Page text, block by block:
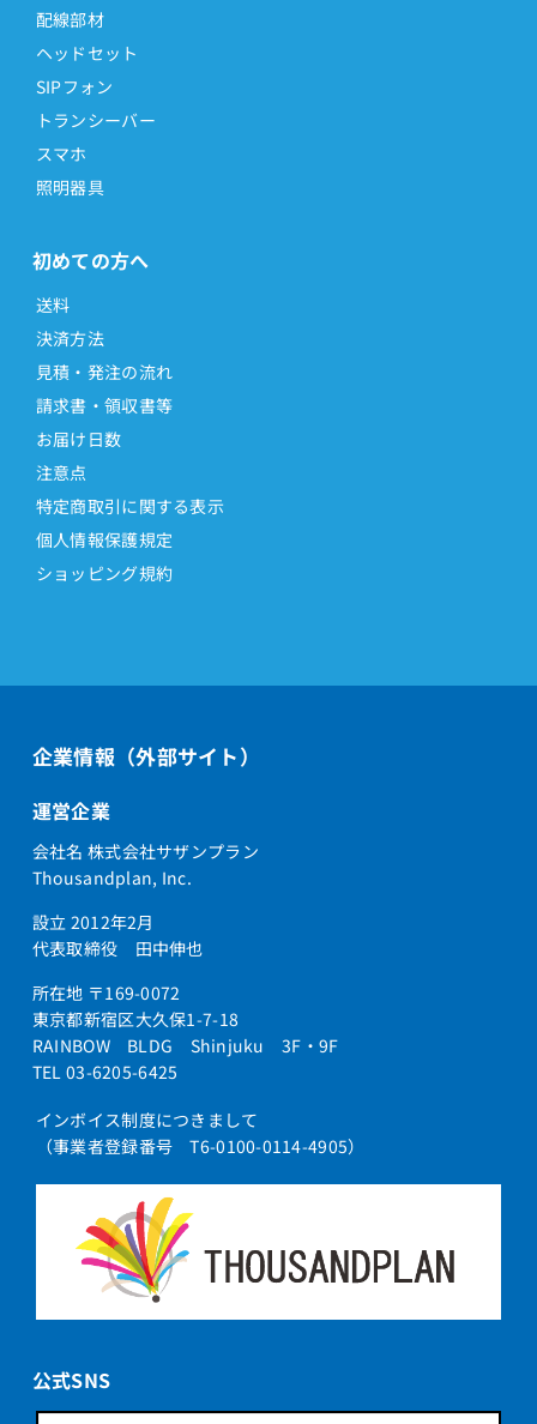
配線部材
ヘッドセット
SIPフォン
トランシーバー
スマホ
照明器具
初めての方へ
送料
決済方法
見積・発注の流れ
請求書・領収書等
お届け日数
注意点
特定商取引に関する表示
個人情報保護規定
ショッピング規約
企業情報（外部サイト）
運営企業
会社名 株式会社サザンプラン
Thousandplan, Inc.
設立 2012年2月
代表取締役 田中伸也
所在地 〒169-0072
東京都新宿区大久保1-7-18
RAINBOW BLDG Shinjuku 3F・9F
TEL 03-6205-6425
インボイス制度につきまして
（事業者登録番号 T6-0100-0114-4905）
公式SNS